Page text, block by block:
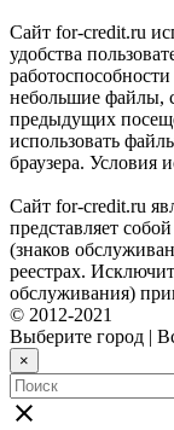
Сайт for-credit.ru
удобства
небольшие файлы,
предыдущих
использовать
браузера. Условия
Сайт for-credit.ru
представляет
(знаков
реестрах.
обслуживания)
© 2012-2021
Выберите город |
×
close